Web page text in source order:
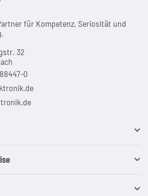
für Kom­pe­tenz, Seri­osi­tät und
32
0